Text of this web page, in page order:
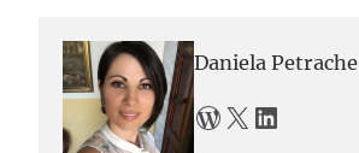
Daniela Petrache
WordPress X LinkedIn